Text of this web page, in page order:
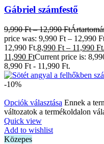
Gábriel számfestő
9,990Ft – 12,990Ft
price was: 9,990 Ft – 12,990
12,990 Ft.8,990 Ft – 11,990 Ft
11,990 FtCurrent price is:
8,990 Ft - 11,990 Ft.
-10%
Opciók választása Ennek a
változatok a termékoldalon
Quick view
Add to wishlist
Közepes